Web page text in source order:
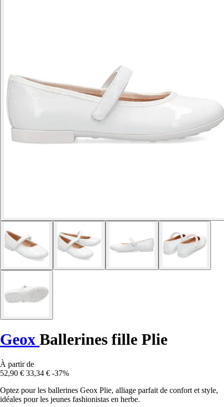
Geox Ballerines fille Plie
À partir de
52,90 € 33,34 € -37%
Optez pour les ballerines Geox Plie, alliage parfait de confort et style,
idéales pour les jeunes fashionistas en herbe.